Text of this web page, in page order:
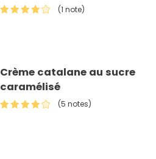
(1 note)
Crème catalane au sucre
caramélisé
(5 notes)